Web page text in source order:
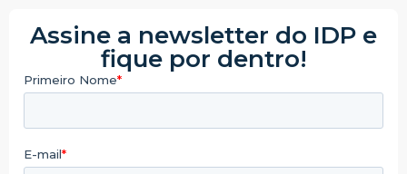
Assine a newsletter do IDP e
fique por dentro!